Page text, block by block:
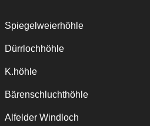
Spiegelweierhöhle
Dürrlochhöhle
K.höhle
Bärenschluchthöhle
Alfelder Windloch